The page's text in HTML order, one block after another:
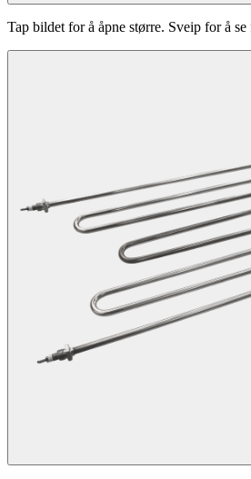
Tap bildet for å åpne større. Sveip for å se